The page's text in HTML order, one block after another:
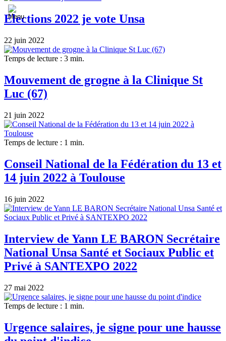
Elections 2022 je vote Unsa
22 juin 2022
Temps de lecture : 3 min.
Mouvement de grogne à la Clinique St
Luc (67)
21 juin 2022
Temps de lecture : 1 min.
Conseil National de la Fédération du 13 et
14 juin 2022 à Toulouse
16 juin 2022
Interview de Yann LE BARON Secrétaire
National Unsa Santé et Sociaux Public et
Privé à SANTEXPO 2022
27 mai 2022
Temps de lecture : 1 min.
Urgence salaires, je signe pour une hausse